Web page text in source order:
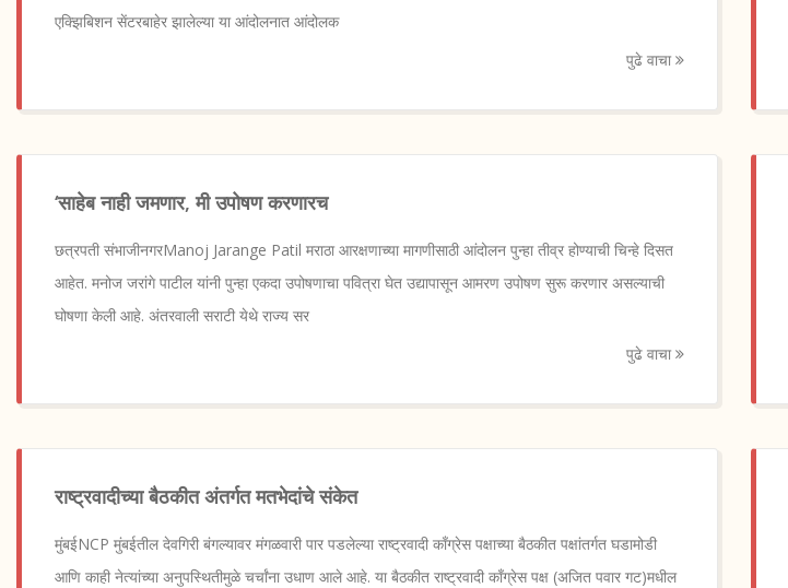
एक्झिबिशन सेंटरबाहेर झालेल्या या आंदोलनात आंदोलक
पुढे वाचा
‘साहेब नाही जमणार, मी उपोषण करणारच
छत्रपती संभाजीनगरManoj Jarange Patil मराठा आरक्षणाच्या मागणीसाठी आंदोलन पुन्हा तीव्र होण्याची चिन्हे दिसत
आहेत. मनोज जरांगे पाटील यांनी पुन्हा एकदा उपोषणाचा पवित्रा घेत उद्यापासून आमरण उपोषण सुरू करणार असल्याची
घोषणा केली आहे. अंतरवाली सराटी येथे राज्य सर
पुढे वाचा
राष्ट्रवादीच्या बैठकीत अंतर्गत मतभेदांचे संकेत
मुंबईNCP मुंबईतील देवगिरी बंगल्यावर मंगळवारी पार पडलेल्या राष्ट्रवादी काँग्रेस पक्षाच्या बैठकीत पक्षांतर्गत घडामोडी
आणि काही नेत्यांच्या अनुपस्थितीमुळे चर्चांना उधाण आले आहे. या बैठकीत राष्ट्रवादी काँग्रेस पक्ष (अजित पवार गट)मधील